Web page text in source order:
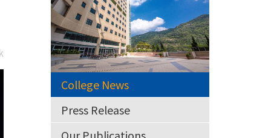
College News
Press Release